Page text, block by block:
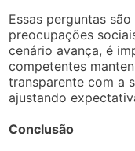
Essas perguntas
preocupações
cenário avança, é
competentes
transparente com a
ajustando
Conclusão